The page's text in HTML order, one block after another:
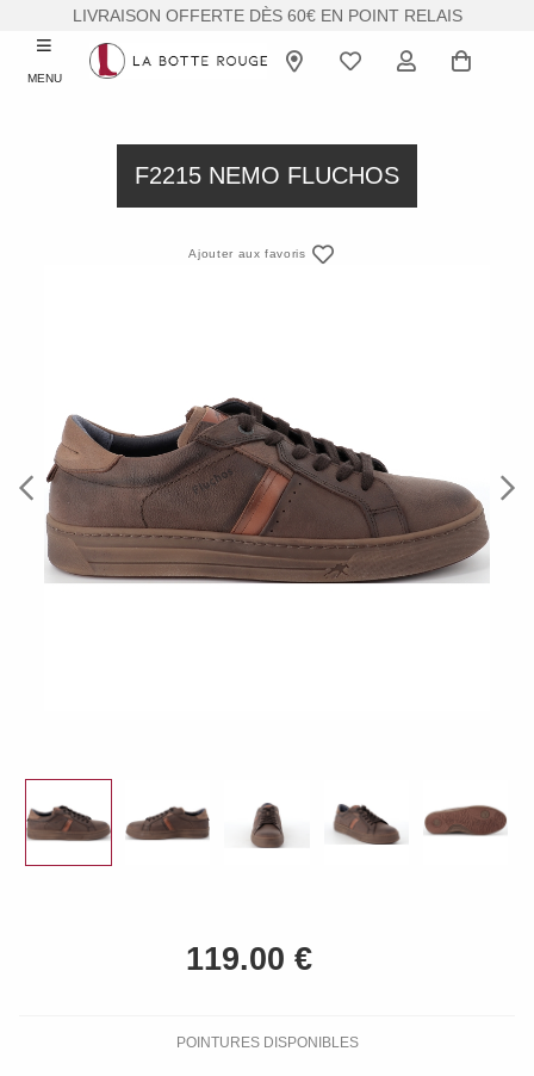
LIVRAISON OFFERTE DÈS 60€ EN POINT RELAIS
MENU
F2215 NEMO FLUCHOS
Ajouter aux favoris
Previous
POINTURES DISPONIBLES